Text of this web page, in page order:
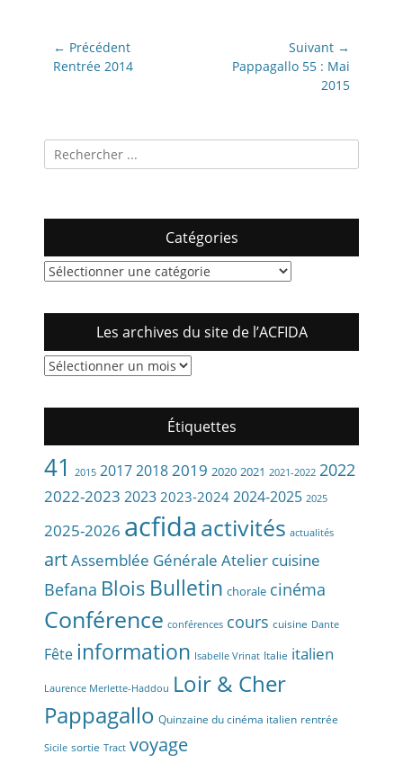
Navigation
de
← Précédent
Article
Rentrée 2014
Suivant →
ArticlePappagallo 55 : Mai
2015
Recherche
pour:
Catégories
Catégories
Les archives du site de l’ACFIDA
Les
l’ACFIDA
Étiquettes
41 2015 201720182019 2020 2021 2021-2022 2022
2022-2023 2023 2023-2024 2024-2025 2025
2025-2026 acfida activités actualités
artAssemblée Générale Atelier cuisine
Befana Blois Bulletin chorale cinéma
Conférence conférences cours cuisine Dante
Fête information Isabelle Vrinat Italie italien
Laurence Merlette-Haddou Loir & Cher
Pappagallo Quinzaine du cinéma italien rentrée
Sicile sortie Tract voyage